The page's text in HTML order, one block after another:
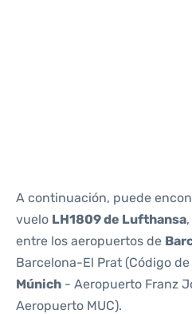
A continuación, puede
vuelo LH1809 de Lufthansa
entre los aeropuertos de
Barcelona-El Prat (Código
Múnich - Aeropuerto Franz
Aeropuerto MUC).